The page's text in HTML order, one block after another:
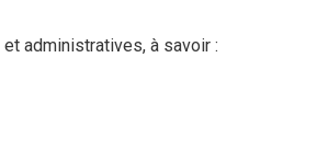
administratives, à savoir :